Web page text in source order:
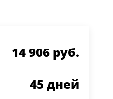
14 906 руб.
45 дней